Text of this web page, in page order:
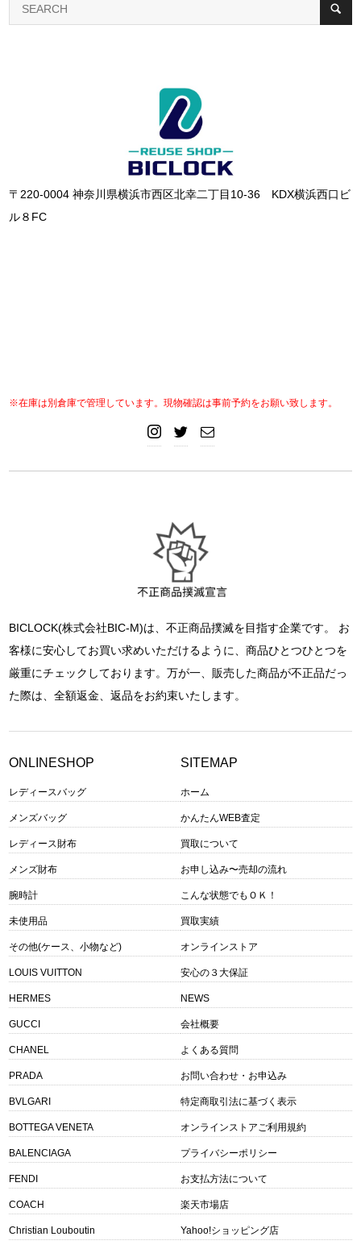
〒220-0004 神奈川県横浜市西区北幸二丁目10-36 KDX横浜西口ビ
ル８FC
※在庫は別倉庫で管理しています。現物確認は事前予約をお願い致します。
BICLOCK(株式会社BIC-M)は、不正商品撲滅を目指す企業です。 お
客様に安心してお買い求めいただけるように、商品ひとつひとつを
厳重にチェックしております。万が一、販売した商品が不正品だっ
た際は、全額返金、返品をお約束いたします。
ONLINESHOP
レディースバッグ
メンズバッグ
レディース財布
メンズ財布
腕時計
未使用品
その他(ケース、小物など)
LOUIS VUITTON
HERMES
GUCCI
CHANEL
PRADA
BVLGARI
BOTTEGA VENETA
BALENCIAGA
FENDI
COACH
Christian Louboutin
SITEMAP
ホーム
かんたんWEB査定
買取について
お申し込み〜売却の流れ
こんな状態でもＯＫ！
買取実績
オンラインストア
安心の３大保証
NEWS
会社概要
よくある質問
お問い合わせ・お申込み
特定商取引法に基づく表示
オンラインストアご利用規約
プライバシーポリシー
お支払方法について
楽天市場店
Yahoo!ショッピング店